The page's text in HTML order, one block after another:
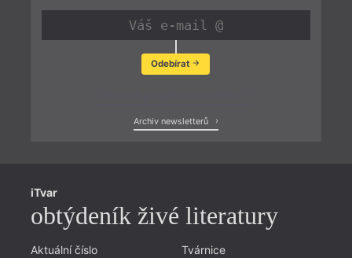
Odebírat
Archiv newsletterů
iTvar
obtýdeník živé literatury
Aktuální číslo
Tvárnice